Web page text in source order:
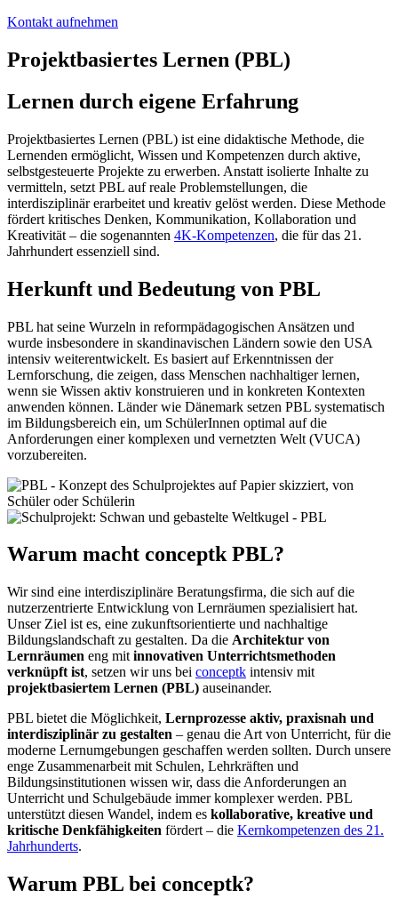
Kontakt aufnehmen
Projektbasiertes Lernen (PBL)
Lernen durch eigene Erfahrung
Projektbasiertes Lernen (PBL) ist eine didaktische Methode, die
Lernenden ermöglicht, Wissen und Kompetenzen durch aktive,
selbstgesteuerte Projekte zu erwerben. Anstatt isolierte Inhalte zu
vermitteln, setzt PBL auf reale Problemstellungen, die
interdisziplinär erarbeitet und kreativ gelöst werden. Diese Methode
fördert kritisches Denken, Kommunikation, Kollaboration und
Kreativität – die sogenannten 4K-Kompetenzen, die für das 21.
Jahrhundert essenziell sind.
Herkunft und Bedeutung von PBL
PBL hat seine Wurzeln in reformpädagogischen Ansätzen und
wurde insbesondere in skandinavischen Ländern sowie den USA
intensiv weiterentwickelt. Es basiert auf Erkenntnissen der
Lernforschung, die zeigen, dass Menschen nachhaltiger lernen,
wenn sie Wissen aktiv konstruieren und in konkreten Kontexten
anwenden können. Länder wie Dänemark setzen PBL systematisch
im Bildungsbereich ein, um SchülerInnen optimal auf die
Anforderungen einer komplexen und vernetzten Welt (VUCA)
vorzubereiten.
Warum macht conceptk PBL?
Wir sind eine interdisziplinäre Beratungsfirma, die sich auf die
nutzerzentrierte Entwicklung von Lernräumen spezialisiert hat.
Unser Ziel ist es, eine zukunftsorientierte und nachhaltige
Bildungslandschaft zu gestalten. Da die Architektur von
Lernräumen eng mit innovativen Unterrichtsmethoden
verknüpft ist, setzen wir uns bei conceptk intensiv mit
projektbasiertem Lernen (PBL) auseinander.
PBL bietet die Möglichkeit, Lernprozesse aktiv, praxisnah und
interdisziplinär zu gestalten – genau die Art von Unterricht, für die
moderne Lernumgebungen geschaffen werden sollten. Durch unsere
enge Zusammenarbeit mit Schulen, Lehrkräften und
Bildungsinstitutionen wissen wir, dass die Anforderungen an
Unterricht und Schulgebäude immer komplexer werden. PBL
unterstützt diesen Wandel, indem es kollaborative, kreative und
kritische Denkfähigkeiten fördert – die Kernkompetenzen des 21.
Jahrhunderts.
Warum PBL bei conceptk?